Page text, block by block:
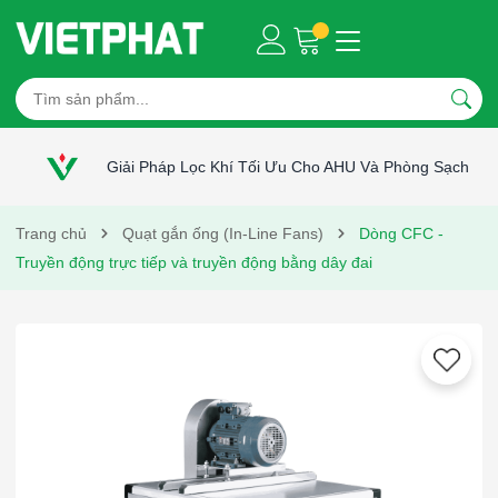
Giải Pháp Lọc Khí Tối Ưu Cho AHU Và Phòng Sạch
Trang chủ Quạt gắn ống (In-Line Fans)
Dòng CFC -
Truyền động trực tiếp và truyền động bằng dây đai